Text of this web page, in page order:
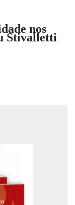
nos
Stivalletti